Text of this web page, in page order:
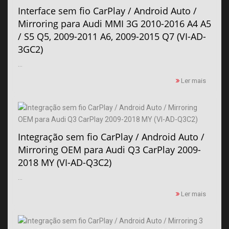
Interface sem fio CarPlay / Android Auto /
Mirroring para Audi MMI 3G 2010-2016 A4 A5
/ S5 Q5, 2009-2011 A6, 2009-2015 Q7 (VI-AD-
3GC2)
Ler mais
Integração sem fio CarPlay / Android Auto /
Mirroring OEM para Audi Q3 CarPlay 2009-
2018 MY (VI-AD-Q3C2)
Ler mais